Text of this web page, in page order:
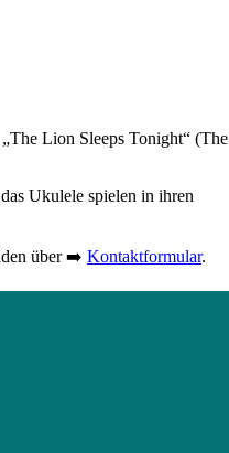
Lion Sleeps Tonight“ (The
Ukulele spielen in ihren
über ➡️ Kontaktformular.